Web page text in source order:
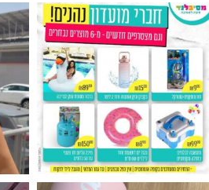
מטף לגילוי מין העובר חזר למלא